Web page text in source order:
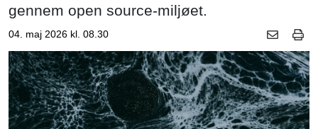
gennem open source-miljøet.
04. maj 2026 kl. 08.30